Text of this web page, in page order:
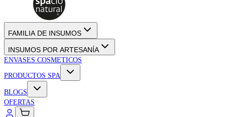
FAMILIA DE INSUMOS
INSUMOS POR ARTESANÍA
ENVASES COSMETICOS
PRODUCTOS SPA
BLOGS
OFERTAS